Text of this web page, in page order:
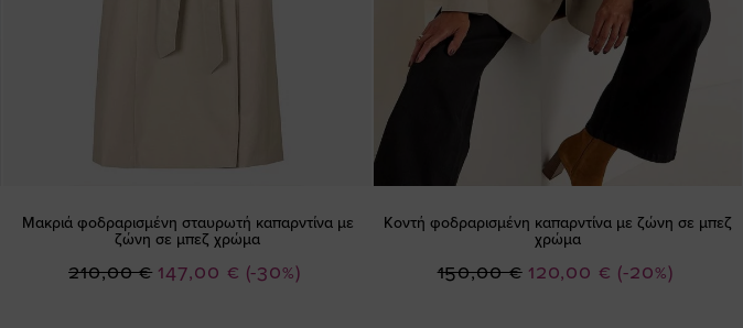
Μακριά φοδραρισμένη σταυρωτή καπαρντίνα με
ζώνη σε μπεζ χρώμα
(-30%)
Ειδική
147,00 €
210,00 €
Κοντή φοδραρισμένη καπαρντίνα με ζώνη σε μπεζ
χρώμα
(-20%)
Ειδική
120,00 €
150,00 €